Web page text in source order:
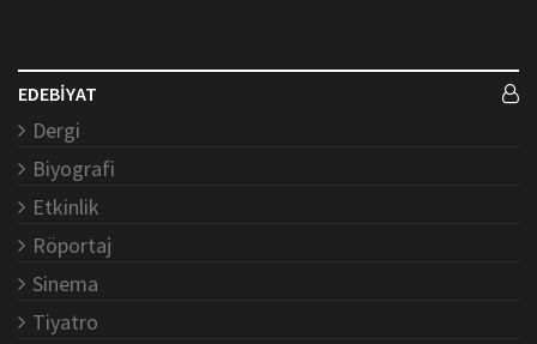
EDEBİYAT
Dergi
Biyografi
Etkinlik
Röportaj
Sinema
Tiyatro